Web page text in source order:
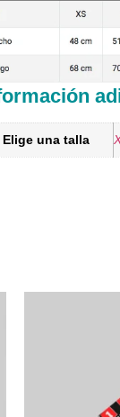
Elige una talla